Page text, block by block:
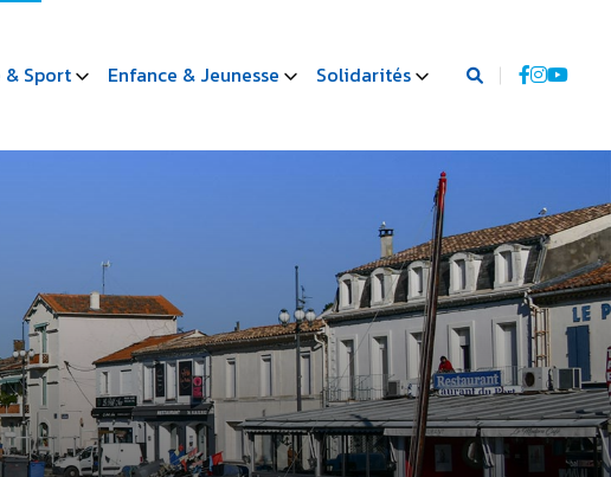
& Sport Enfance & Jeunesse Solidarités